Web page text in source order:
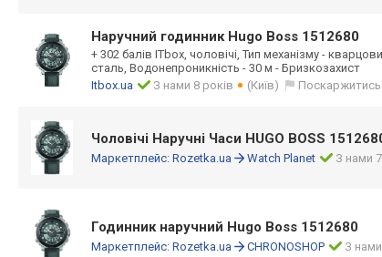
Наручний годинник Hugo Boss 1512680
+ 302 балів ITbox, чоловічі, Тип механізму -
сталь, Водонепроникність - 30 м - Бризкозахист
Itbox.ua
З нами 8 років (Київ) Поскаржитись
Чоловічі Наручні Часи HUGO BOSS
Маркетплейс: Rozetka.ua Watch Planet З нами
Годинник наручний Hugo Boss 1512680
Маркетплейс: Rozetka.ua CHRONOSHOP З